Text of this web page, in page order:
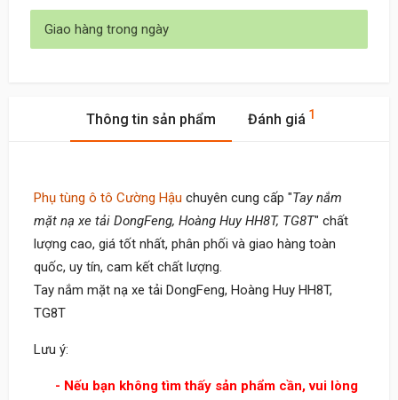
Giao hàng trong ngày
Thông tin sản phẩm Đánh giá 1
Phụ tùng ô tô Cường Hậu chuyên cung cấp "Tay nắm
mặt nạ xe tải DongFeng, Hoàng Huy HH8T, TG8T" chất
lượng cao, giá tốt nhất, phân phối và giao hàng toàn
quốc, uy tín, cam kết chất lượng.
Tay nắm mặt nạ xe tải DongFeng, Hoàng Huy HH8T,
TG8T
Lưu ý:
- Nếu bạn không tìm thấy sản phẩm cần, vui lòng